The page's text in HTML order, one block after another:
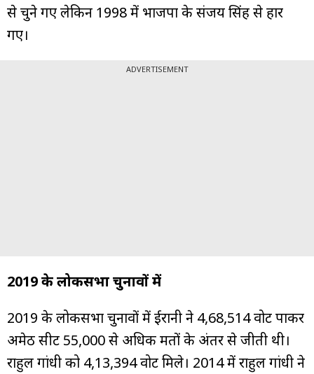
से चुने गए लेकिन 1998 में भाजपा के संजय सिंह से हार
गए।
ADVERTISEMENT
2019 के लोकसभा चुनावों में
2019 के लोकसभा चुनावों में ईरानी ने 4,68,514 वोट पाकर
अमेठी सीट 55,000 से अधिक मतों के अंतर से जीती थी।
राहुल गांधी को 4,13,394 वोट मिले। 2014 में राहुल गांधी ने